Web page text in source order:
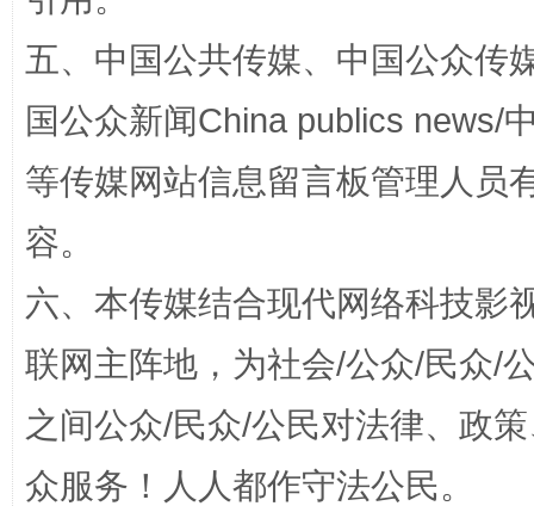
五、中国公共传媒、中国公众传
国公众新闻China publics news/
等传媒网站信息留言板管理人员
容。
六、本传媒结合现代网络科技影
联网主阵地，为社会/公众/民众/
之间公众/民众/公民对法律、政
众服务！人人都作守法公民。